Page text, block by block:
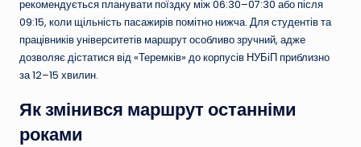
рекомендується планувати поїздку між 06:30–07:30 або після
09:15, коли щільність пасажирів помітно нижча. Для студентів та
працівників університетів маршрут особливо зручний, адже
дозволяє дістатися від «Теремків» до корпусів НУБіП приблизно
за 12–15 хвилин.
Як змінився маршрут останніми
роками